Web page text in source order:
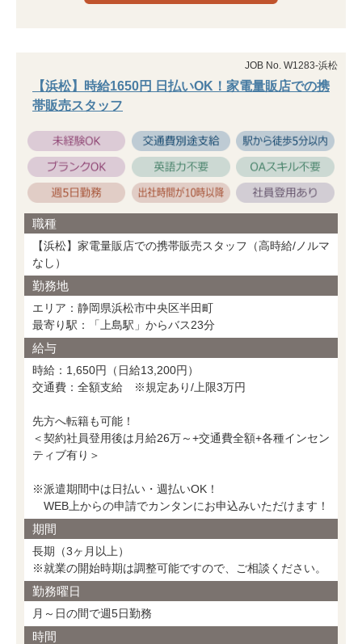
JOB No. W1283-浜松
【浜松】時給1650円 日払いOK！家電量販店での携
帯販売スタッフ
職種
【浜松】家電量販店での携帯販売スタッフ（高時給/ノルマ
なし）
勤務地
エリア：静岡県浜松市中央区半田町
最寄り駅：「上島駅」からバス23分
給与
時給：1,650円（日給13,200円）
交通費：全額支給 ※規定あり/上限3万円
先方へ転籍も可能！
＜契約社員登用後は月給26万～+交通費全額+各種インセン
ティブ有り＞
※派遣期間中は日払い・週払いOK！
WEB上からの申請でカンタンにお申込みいただけます！
期間
長期（3ヶ月以上）
※就業の開始時期は調整可能ですので、ご相談ください。
勤務曜日
月～日の間で週5日勤務
時間